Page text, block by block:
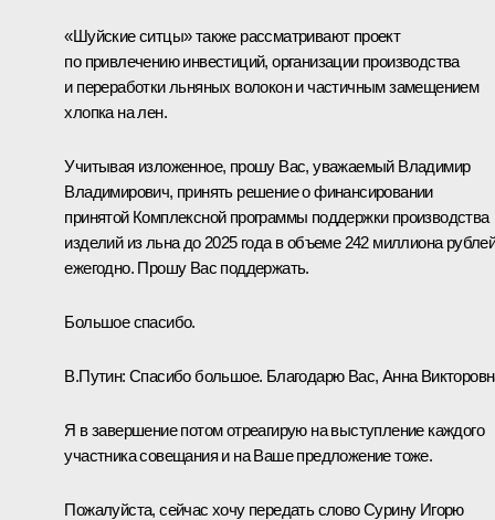
«Шуйские ситцы» также рассматривают проект
по привлечению инвестиций, организации производства
и переработки льняных волокон и частичным замещением
хлопка на лен.
Учитывая изложенное, прошу Вас, уважаемый Владимир
Владимирович, принять решение о финансировании
принятой Комплексной программы поддержки производства
изделий из льна до 2025 года в объеме 242 миллиона
ежегодно. Прошу Вас поддержать.
Большое спасибо.
В.Путин: Спасибо большое. Благодарю Вас, Анна
Я в завершение потом отреагирую на выступление каждого
участника совещания и на Ваше предложение тоже.
Пожалуйста, сейчас хочу передать слово Сурину Игорю